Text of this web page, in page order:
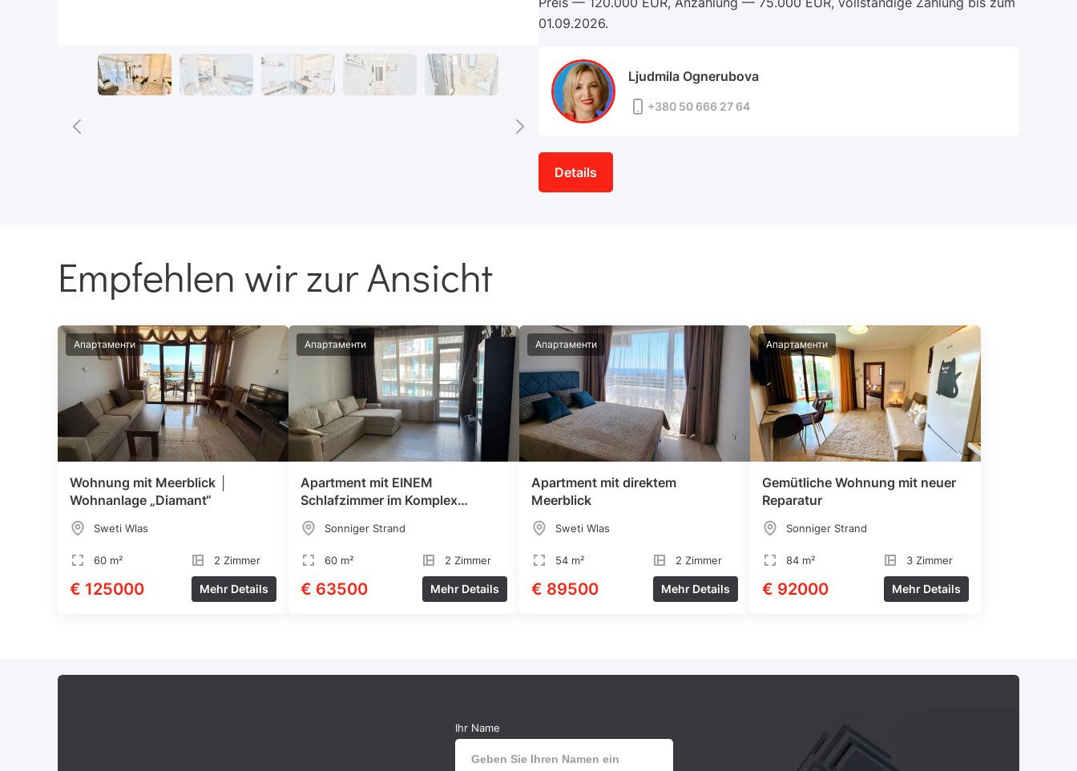
01.09.2026.
Ljudmila Ognerubova
+380 50 666 27 64
Details
Empfehlen wir zur Ansicht
Апартаменти
Wohnung mit Meerblick │
Wohnanlage „Diamant“
Sweti Wlas
60 m² 2 Zimmer
€ 125000 Mehr Details
Апартаменти
Apartment mit EINEM
Schlafzimmer im Komplex
„Hermes“
Sonniger Strand
60 m² 2 Zimmer
€ 63500 Mehr Details
Апартаменти
Apartment mit direktem
Meerblick
Sweti Wlas
54 m² 2 Zimmer
€ 89500 Mehr Details
Апартаменти
Gemütliche Wohnung mit neuer
Reparatur
Sonniger Strand
84 m² 3 Zimmer
€ 92000 Mehr Details
Ihr Name